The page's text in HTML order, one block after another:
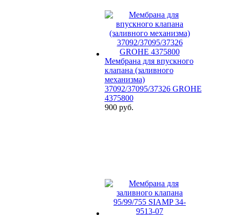
Мембрана для впускного
клапана (заливного
механизма)
37092/37095/37326 GROHE
4375800
900 руб.